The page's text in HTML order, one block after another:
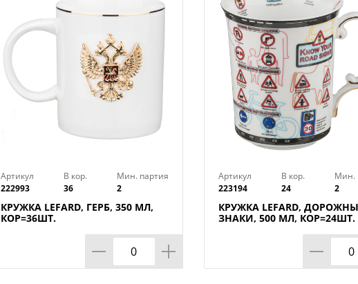
Размер упаковки : 9х10,1х8,9 см
Объем : 300 мл
Вес в упаковке : 0,3 кг
В ассортименте : Да
Страна производства : Китай
Артикул
222993
В кор.
36
Мин. партия
2
КРУЖКА LEFARD, ГЕРБ, 350 МЛ,
КОР=36ШТ.
Артикул
223194
В кор.
24
Мин.
2
КРУЖКА LEFARD,
ЗНАКИ, 500 МЛ, КОР=24ШТ.